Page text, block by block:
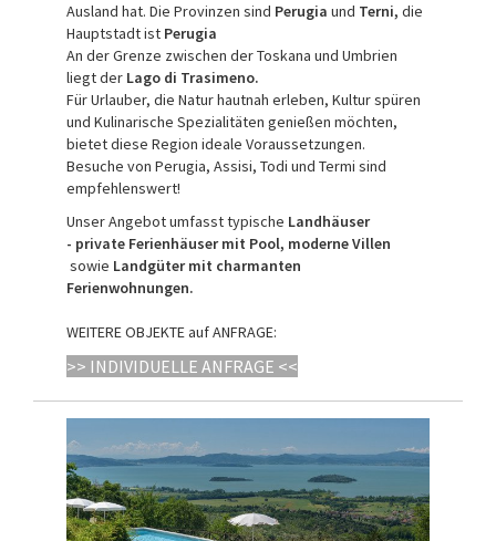
Ausland hat. Die Provinzen sind Perugia und Terni, die
Hauptstadt ist Perugia
An der Grenze zwischen der Toskana und Umbrien
liegt der Lago di Trasimeno.
Für Urlauber, die Natur hautnah erleben, Kultur spüren
und Kulinarische Spezialitäten genießen möchten,
bietet diese Region ideale Voraussetzungen.
Besuche von Perugia, Assisi, Todi und Termi sind
empfehlenswert!
Unser Angebot umfasst typische Landhäuser
- private Ferienhäuser mit Pool, moderne Villen
sowie Landgüter mit charmanten
Ferienwohnungen.
WEITERE OBJEKTE auf ANFRAGE:
>> INDIVIDUELLE ANFRAGE <<